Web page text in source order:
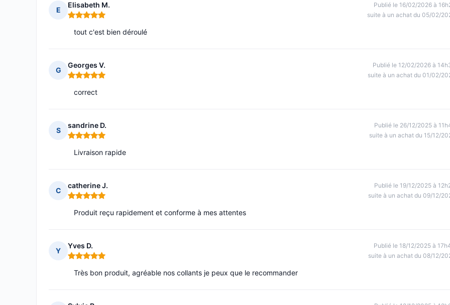
E
Elisabeth M.
Note : 5 sur 5
Publié le 16/02/2026 à
suite à un achat du 05/02/
tout c'est bien déroulé
G
Georges V.
Note : 5 sur 5
Publié le 12/02/2026 à
suite à un achat du 01/02/
correct
S
sandrine D.
Note : 5 sur 5
Publié le 26/12/2025 à
suite à un achat du 15/12/
Livraison rapide
C
catherine J.
Note : 5 sur 5
Publié le 19/12/2025 à
suite à un achat du 09/12/
Produit reçu rapidement et conforme à mes attentes
Y
Yves D.
Note : 5 sur 5
Publié le 18/12/2025 à
suite à un achat du 08/12/
Très bon produit, agréable nos collants je peux que le recommander